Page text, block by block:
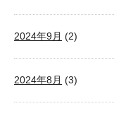
2024年9月 (2)
2024年8月 (3)